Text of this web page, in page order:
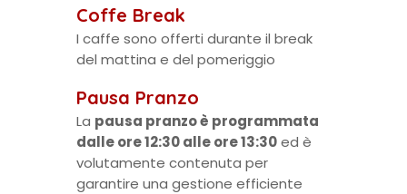
Coffe Break
I caffe sono offerti durante il break
del mattina e del pomeriggio
Pausa Pranzo
La pausa pranzo è programmata
dalle ore 12:30 alle ore 13:30ed è
volutamente contenuta per
garantire una gestione efficiente